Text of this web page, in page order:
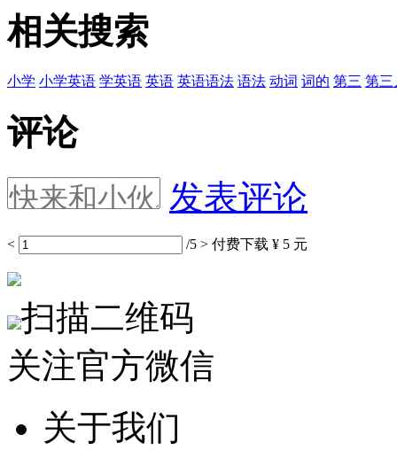
相关搜索
小学 小学英语 学英语 英语 英语语法 语法 动词 词的 第三 第三
评论
发表评论
< /5 > 付费下载 ¥ 5 元
扫描二维码
关注官方微信
关于我们